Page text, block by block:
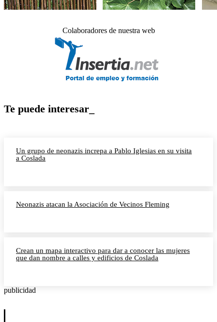
Colaboradores de nuestra web
Te puede interesar_
Un grupo de neonazis increpa a Pablo Iglesias en su visita
a Coslada
Neonazis atacan la Asociación de Vecinos Fleming
Crean un mapa interactivo para dar a conocer las mujeres
que dan nombre a calles y edificios de Coslada
publicidad